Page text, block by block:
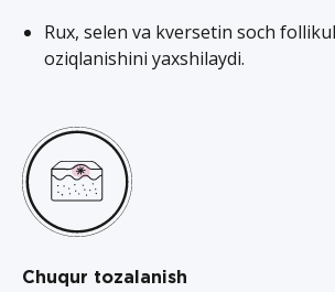
Rux, selen va kversetin soch
oziqlanishini yaxshilaydi.
Chuqur tozalanish